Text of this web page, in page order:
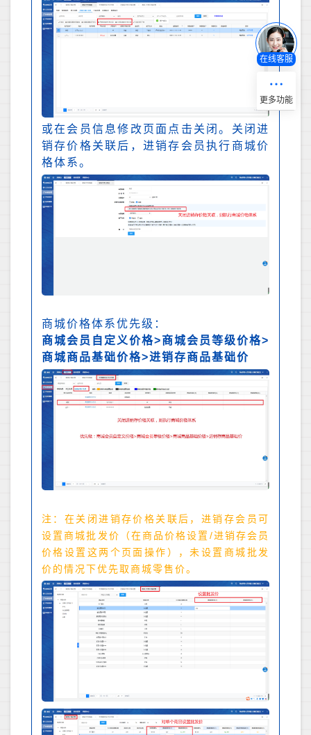
或在会员信息修改页面点击关闭。关闭进
销存价格关联后，进销存会员执行商城价
格体系。
商城价格体系优先级：
商城会员自定义价格>商城会员等级价格>
商城商品基础价格>进销存商品基础价
注：在关闭进销存价格关联后，进销存会员可
设置商城批发价（在商品价格设置/进销存会员
价格设置这两个页面操作），未设置商城批发
价的情况下优先取商城零售价。
在线客服